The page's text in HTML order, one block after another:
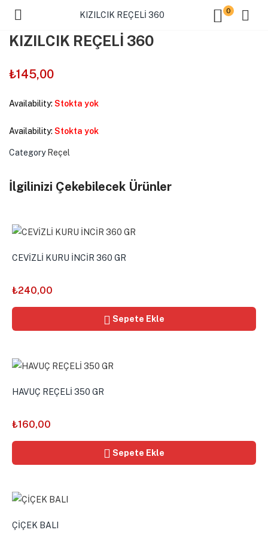
KIZILCIK REÇELİ 360 0
KIZILCIK REÇELİ 360
₺145,00
Availability: Stokta yok
Availability: Stokta yok
Category Reçel
İlgilinizi Çekebilecek Ürünler
CEVİZLİ KURU İNCİR 360 GR
₺240,00
Sepete Ekle
HAVUÇ REÇELİ 350 GR
₺160,00
Sepete Ekle
ÇİÇEK BALI